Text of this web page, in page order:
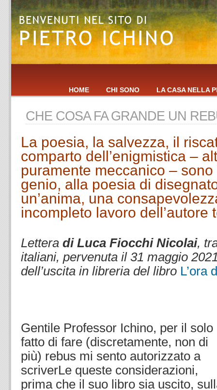
HOME CHI SONO LA CASA NELLA
CHE COSA FA GRANDE UN
La poesia, la salvezza, il
comparto dell’enigmistica –
puramente meccanico – sono
genio, alla poesia di
un’anima, una
incompleto lavoro dell’autore
Lettera di Luca Fiocchi Nicolai,
italiani, pervenuta il 31 maggio
dell’uscita in libreria del libro L’ora
Gentile Professor Ichino, per il solo
fatto di fare (discretamente, non di
più) rebus mi sento autorizzato a
scriverLe queste considerazioni,
prima che il suo libro sia uscito,